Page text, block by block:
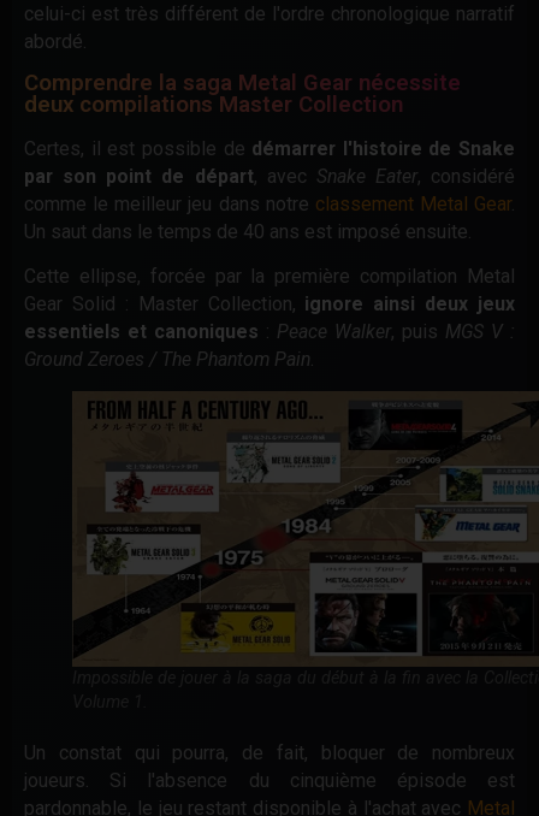
celui-ci est très différent de l'ordre chronologique narratif
abordé.
Comprendre la saga Metal Gear nécessite
deux compilations Master Collection
Certes, il est possible de démarrer l'histoire de Snake
par son point de départ, avec Snake Eater, considéré
comme le meilleur jeu dans notre classement Metal Gear.
Un saut dans le temps de 40 ans est imposé ensuite.
Cette ellipse, forcée par la première compilation Metal
Gear Solid : Master Collection, ignore ainsi deux jeux
essentiels et canoniques : Peace Walker, puis MGS V :
Ground Zeroes / The Phantom Pain.
Un constat qui pourra, de fait, bloquer de nombreux
joueurs. Si l'absence du cinquième épisode est
pardonnable, le jeu restant disponible à l'achat avec Metal